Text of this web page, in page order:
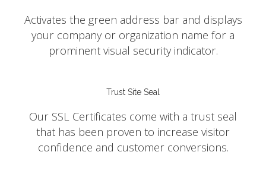
Activates the green address bar and displays
your company or organization name for a
prominent visual security indicator.
Trust Site Seal
Our SSL Certificates come with a trust seal
that has been proven to increase visitor
confidence and customer conversions.